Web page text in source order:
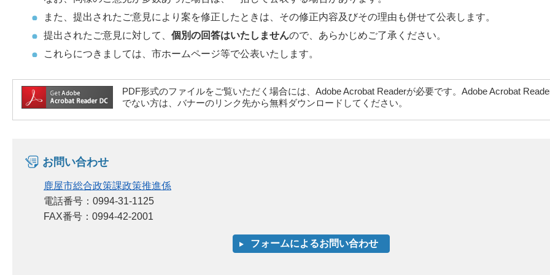
また、提出されたご意見により案を修正したときは、その修正内容及びその理由も併せて公表します。
提出されたご意見に対して、個別の回答はいたしませんので、あらかじめご了承ください。
これらにつきましては、市ホームページ等で公表いたします。
PDF形式のファイルをご覧いただく場合には、Adobe Acrobat Readerが必要です。Adobe Acrobat
でない方は、バナーのリンク先から無料ダウンロードしてください。
お問い合わせ
鹿屋市総合政策課政策推進係
電話番号：0994-31-1125
FAX番号：0994-42-2001